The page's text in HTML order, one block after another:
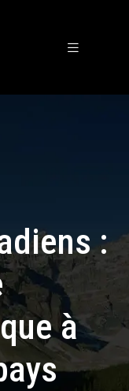
:
à